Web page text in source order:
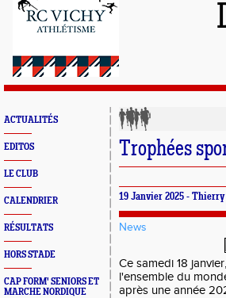
ACTUALITÉS
EDITOS
LE CLUB
CALENDRIER
RÉSULTATS
HORS STADE
CAP FORM' SENIORS ET
MARCHE NORDIQUE
Trophées
19 Janvier 2025 - Thierry
News
Ce samedi 18
l'ensemble du
après une année